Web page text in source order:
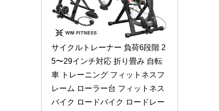
サイクルトレーナー 負荷6段階 2
5〜29インチ対応 折り畳み 自転
車 トレーニング フィットネスフ
レーム ローラー台 フィットネス
バイク ロードバイク ロードレー